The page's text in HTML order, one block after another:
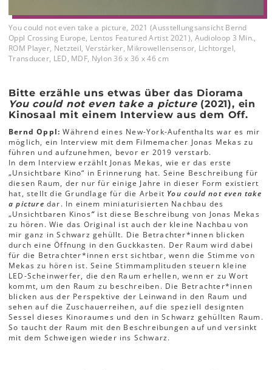
You could not even take a picture, 2021 (Ausstellungsansicht Bernd
Oppl Crossing Europe, Lentos Featured Artist 2021), Audioloop 3 Min.,
ROM Player, Netzteil, Verstärker, Mikrowellensensor, Lichtorgel,
Transducer, LED, MDF, Nylon 36 x 36 x 46 cm
Bitte erzähle uns etwas über das Diorama
You could not even take a picture(2021), ein
Kinosaal mit einem Interview aus dem Off.
Bernd Oppl: Während eines New-York-Aufenthalts war es mir
möglich, ein Interview mit dem Filmemacher Jonas Mekas zu
führen und aufzunehmen, bevor er 2019 verstarb.
In dem Interview erzählt Jonas Mekas, wie er das erste
„Unsichtbare Kino“ in Erinnerung hat. Seine Beschreibung für
diesen Raum, der nur für einige Jahre in dieser Form existiert
hat, stellt die Grundlage für die Arbeit You could not even take
a picture dar. In einem miniaturisierten Nachbau des
„Unsichtbaren Kinos“ ist diese Beschreibung von Jonas Mekas
zu hören. Wie das Original ist auch der kleine Nachbau von
mir ganz in Schwarz gehüllt. Die Betrachter*innen blicken
durch eine Öffnung in den Guckkasten. Der Raum wird dabei
für die Betrachter*innen erst sichtbar, wenn die Stimme von
Mekas zu hören ist. Seine Stimmamplituden steuern kleine
LED-Scheinwerfer, die den Raum erhellen, wenn er zu Wort
kommt, um den Raum zu beschreiben. Die Betrachter*innen
blicken aus der Perspektive der Leinwand in den Raum und
sehen auf die Zuschauerreihen, auf die speziell designten
Sessel dieses Kinoraumes und den in Schwarz gehüllten Raum.
So taucht der Raum mit den Beschreibungen auf und versinkt
mit dem Schweigen wieder ins Schwarz.